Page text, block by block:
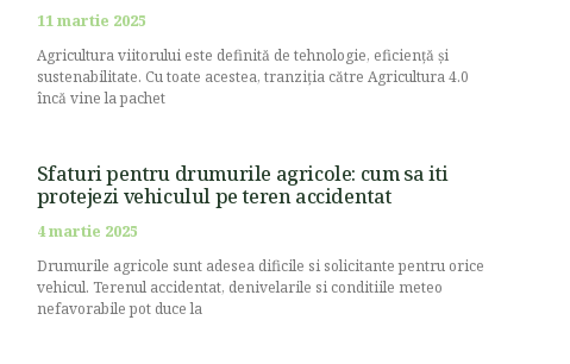
11 martie 2025
Agricultura viitorului este definită de tehnologie, eficiență și
sustenabilitate. Cu toate acestea, tranziția către Agricultura 4.0
încă vine la pachet
Sfaturi pentru drumurile agricole: cum sa iti
protejezi vehiculul pe teren accidentat
4 martie 2025
Drumurile agricole sunt adesea dificile si solicitante pentru orice
vehicul. Terenul accidentat, denivelarile si conditiile meteo
nefavorabile pot duce la